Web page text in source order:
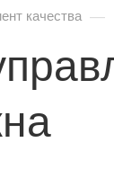
качества —